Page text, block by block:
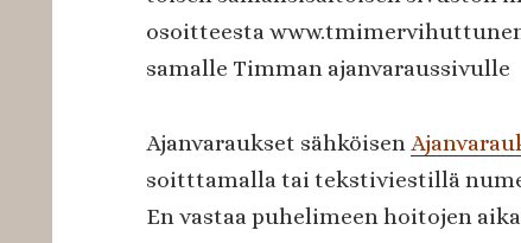
osoitteesta
samalle Timman ajanvaraussivulle
Ajanvaraukset sähköisen
soitttamalla tai tekstiviestillä
En vastaa puhelimeen hoitojen